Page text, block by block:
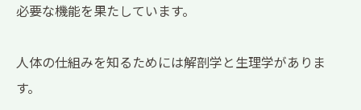
必要な機能を果たしています。
人体の仕組みを知るためには解剖学と生理学がありま
す。